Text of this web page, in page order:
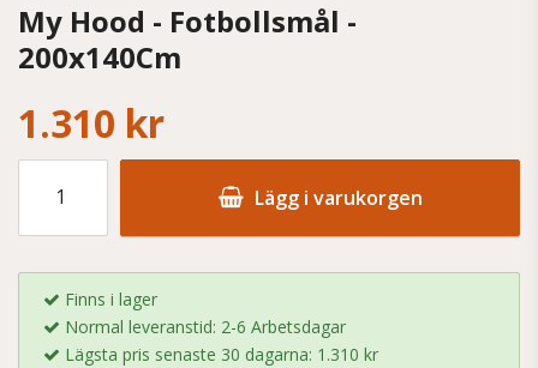
My Hood - Fotbollsmål -
200x140Cm
1.310 kr
Lägg i varukorgen
Finns i lager
Normal leveranstid: 2-6 Arbetsdagar
Lägsta pris senaste 30 dagarna: 1.310 kr